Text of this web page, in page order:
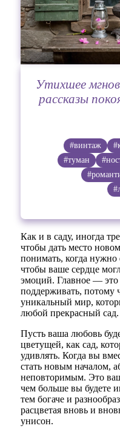
Утихшее
рассказы
#винтаж
#туман
Как и в саду, иногда
чтобы дать место
понимать, когда
чтобы ваше сердце
эмоций. Главное — это
поддерживать,
уникальный мир,
любой прекрасный сад.
Пусть ваша любовь
цветущей, как сад,
удивлять. Когда вы
стать новым началом,
неповторимым. Это
чем больше вы будете
тем богаче и
расцветая вновь и
унисон.